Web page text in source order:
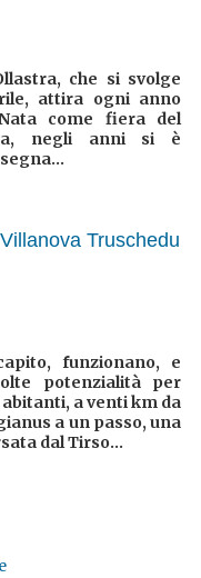
che si svolge
attira ogni anno
come fiera del
negli anni si è
Truschedu
funzionano, e
potenzialità per
a venti km da
a un passo, una
dal Tirso...